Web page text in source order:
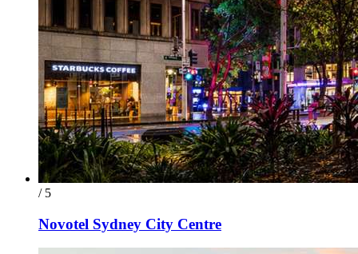
/ 5
Novotel Sydney City Centre